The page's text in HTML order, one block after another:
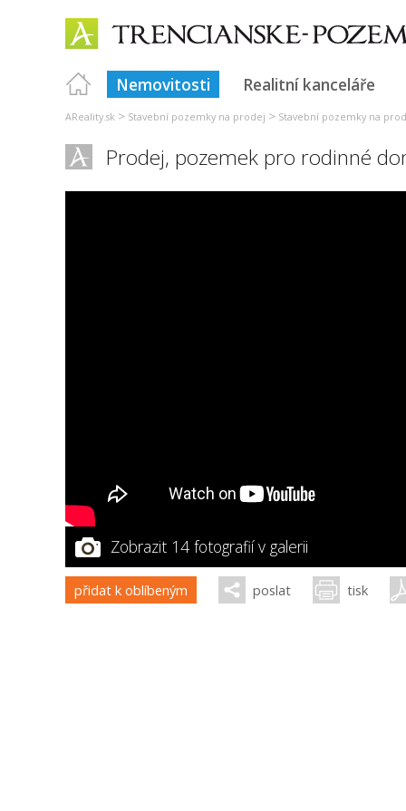
Nemovitosti Realitní kanceláře
AReality.sk > Stavební pozemky na prodej > Stavební pozemky na
Prodej, pozemek pro rodinné
Zobrazit 14 fotografií v galerii
přidat k oblíbeným poslat tisk